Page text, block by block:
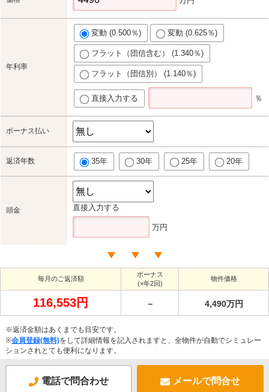
年利率
変動 (0.500％) 変動 (0.625％)
フラット（団信含む） (1.340％)
フラット（団信別） (1.140％)
直接入力する ％
ボーナス払い
返済年数 35年 30年 25年 20年
頭金 直接入力する
万円
毎月のご返済額
ボーナス
(×年2回)
物件価格
116,553円 － 4,490万円
※返済金額はあくまでも目安です。
※会員登録(無料)をして詳細情報を記入されますと、全物件が自動でシミュレー
ションされとても便利になります。
電話で問合わせ メールで問合せ